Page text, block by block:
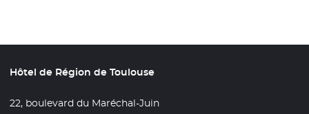
Hôtel de Région de Toulouse
22, boulevard du Maréchal-Juin